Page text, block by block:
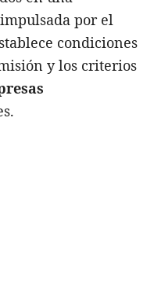
impulsada por el
condiciones
y los criterios